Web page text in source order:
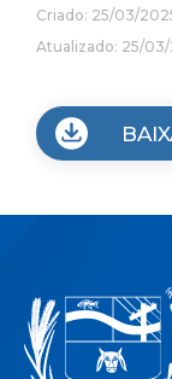
Criado: 25/03/
Atualizado: 25/